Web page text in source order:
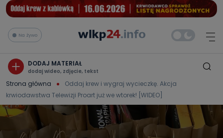
Na żywo
DODAJ MATERIAŁ
dodaj wideo, zdjęcie, tekst
Strona główna
Oddaj krew i wygraj wycieczkę. Akcja
krwiodawstwa Telewizji Proart już we wtorek! [WIDEO]